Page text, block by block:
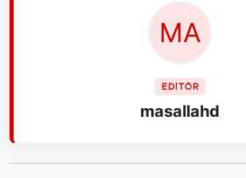
EDİTÖR
masallahd